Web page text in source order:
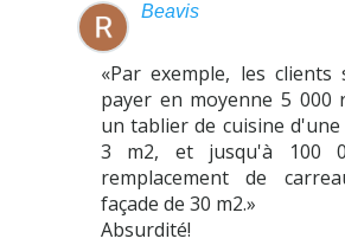
Beavis
«Par exemple, les
payer en moyenne 5 000
un tablier de cuisine d'une
3 m2, et jusqu'à 100
remplacement de
façade de 30 m2.»
Absurdité!